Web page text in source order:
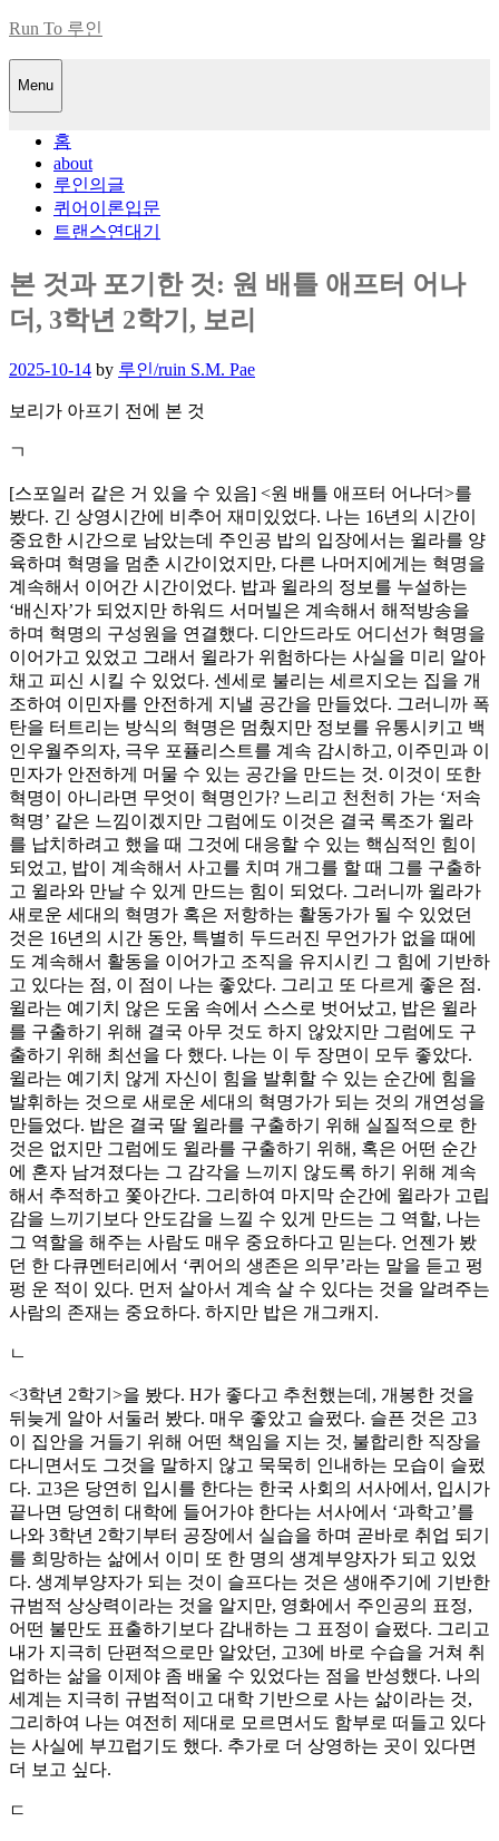
Skip
content
Run To 루인
Menu
홈
about
루인의글
퀴어이론입문
트랜스연대기
본 것과 포기한 것: 원 배틀 애프터 어나
더, 3학년 2학기, 보리
Posted
2025-10-14 by 루인/ruin S.M. Pae
보리가 아프기 전에 본 것
ㄱ
[스포일러 같은 거 있을 수 있음] <원 배틀 애프터 어나더>를
봤다. 긴 상영시간에 비추어 재미있었다. 나는 16년의 시간이
중요한 시간으로 남았는데 주인공 밥의 입장에서는 윌라를 양
육하며 혁명을 멈춘 시간이었지만, 다른 나머지에게는 혁명을
계속해서 이어간 시간이었다. 밥과 윌라의 정보를 누설하는
‘배신자’가 되었지만 하워드 서머빌은 계속해서 해적방송을
하며 혁명의 구성원을 연결했다. 디안드라도 어디선가 혁명을
이어가고 있었고 그래서 윌라가 위험하다는 사실을 미리 알아
채고 피신 시킬 수 있었다. 센세로 불리는 세르지오는 집을 개
조하여 이민자를 안전하게 지낼 공간을 만들었다. 그러니까 폭
탄을 터트리는 방식의 혁명은 멈췄지만 정보를 유통시키고 백
인우월주의자, 극우 포퓰리스트를 계속 감시하고, 이주민과 이
민자가 안전하게 머물 수 있는 공간을 만드는 것. 이것이 또한
혁명이 아니라면 무엇이 혁명인가? 느리고 천천히 가는 ‘저속
혁명’ 같은 느낌이겠지만 그럼에도 이것은 결국 록조가 윌라
를 납치하려고 했을 때 그것에 대응할 수 있는 핵심적인 힘이
되었고, 밥이 계속해서 사고를 치며 개그를 할 때 그를 구출하
고 윌라와 만날 수 있게 만드는 힘이 되었다. 그러니까 윌라가
새로운 세대의 혁명가 혹은 저항하는 활동가가 될 수 있었던
것은 16년의 시간 동안, 특별히 두드러진 무언가가 없을 때에
도 계속해서 활동을 이어가고 조직을 유지시킨 그 힘에 기반하
고 있다는 점, 이 점이 나는 좋았다. 그리고 또 다르게 좋은 점.
윌라는 예기치 않은 도움 속에서 스스로 벗어났고, 밥은 윌라
를 구출하기 위해 결국 아무 것도 하지 않았지만 그럼에도 구
출하기 위해 최선을 다 했다. 나는 이 두 장면이 모두 좋았다.
윌라는 예기치 않게 자신이 힘을 발휘할 수 있는 순간에 힘을
발휘하는 것으로 새로운 세대의 혁명가가 되는 것의 개연성을
만들었다. 밥은 결국 딸 윌라를 구출하기 위해 실질적으로 한
것은 없지만 그럼에도 윌라를 구출하기 위해, 혹은 어떤 순간
에 혼자 남겨졌다는 그 감각을 느끼지 않도록 하기 위해 계속
해서 추적하고 쫓아간다. 그리하여 마지막 순간에 윌라가 고립
감을 느끼기보다 안도감을 느낄 수 있게 만드는 그 역할, 나는
그 역할을 해주는 사람도 매우 중요하다고 믿는다. 언젠가 봤
던 한 다큐멘터리에서 ‘퀴어의 생존은 의무’라는 말을 듣고 펑
펑 운 적이 있다. 먼저 살아서 계속 살 수 있다는 것을 알려주는
사람의 존재는 중요하다. 하지만 밥은 개그캐지.
ㄴ
<3학년 2학기>을 봤다. H가 좋다고 추천했는데, 개봉한 것을
뒤늦게 알아 서둘러 봤다. 매우 좋았고 슬펐다. 슬픈 것은 고3
이 집안을 거들기 위해 어떤 책임을 지는 것, 불합리한 직장을
다니면서도 그것을 말하지 않고 묵묵히 인내하는 모습이 슬펐
다. 고3은 당연히 입시를 한다는 한국 사회의 서사에서, 입시가
끝나면 당연히 대학에 들어가야 한다는 서사에서 ‘과학고’를
나와 3학년 2학기부터 공장에서 실습을 하며 곧바로 취업 되기
를 희망하는 삶에서 이미 또 한 명의 생계부양자가 되고 있었
다. 생계부양자가 되는 것이 슬프다는 것은 생애주기에 기반한
규범적 상상력이라는 것을 알지만, 영화에서 주인공의 표정,
어떤 불만도 표출하기보다 감내하는 그 표정이 슬펐다. 그리고
내가 지극히 단편적으로만 알았던, 고3에 바로 수습을 거쳐 취
업하는 삶을 이제야 좀 배울 수 있었다는 점을 반성했다. 나의
세계는 지극히 규범적이고 대학 기반으로 사는 삶이라는 것,
그리하여 나는 여전히 제대로 모르면서도 함부로 떠들고 있다
는 사실에 부끄럽기도 했다. 추가로 더 상영하는 곳이 있다면
더 보고 싶다.
ㄷ